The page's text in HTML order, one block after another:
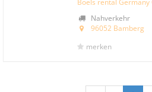
Nahverkehr
96052 Bamberg
merken